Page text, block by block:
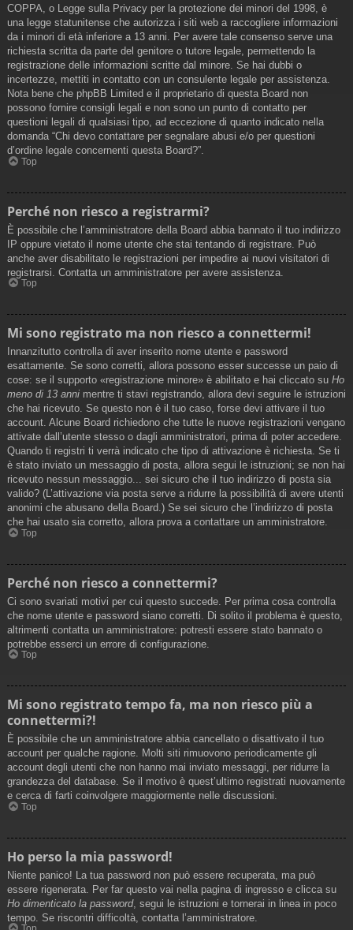
COPPA, o Legge sulla Privacy per la protezione dei minori del 1998, è
una legge statunitense che autorizza i siti web a raccogliere informazioni
da i minori di età inferiore a 13 anni. Per avere tale consenso serve una
richiesta scritta da parte del genitore o tutore legale, permettendo la
registrazione delle informazioni scritte dal minore. Se hai dubbi o
incertezze, mettiti in contatto con un consulente legale per assistenza.
Nota bene che phpBB Limited e il proprietario di questa Board non
possono fornire consigli legali e non sono un punto di contatto per
questioni legali di qualsiasi tipo, ad eccezione di quanto indicato nella
domanda “Chi devo contattare per segnalare abusi e/o per questioni
d’ordine legale concernenti questa Board?”.
Top
Perché non riesco a registrarmi?
È possibile che l’amministratore della Board abbia bannato il tuo indirizzo
IP oppure vietato il nome utente che stai tentando di registrare. Può
anche aver disabilitato le registrazioni per impedire ai nuovi visitatori di
registrarsi. Contatta un amministratore per avere assistenza.
Top
Mi sono registrato ma non riesco a connettermi!
Innanzitutto controlla di aver inserito nome utente e password
esattamente. Se sono corretti, allora possono esser successe un paio di
cose: se il supporto «registrazione minore» è abilitato e hai cliccato su Ho
meno di 13 anni mentre ti stavi registrando, allora devi seguire le istruzioni
che hai ricevuto. Se questo non è il tuo caso, forse devi attivare il tuo
account. Alcune Board richiedono che tutte le nuove registrazioni vengano
attivate dall’utente stesso o dagli amministratori, prima di poter accedere.
Quando ti registri ti verrà indicato che tipo di attivazione è richiesta. Se ti
è stato inviato un messaggio di posta, allora segui le istruzioni; se non hai
ricevuto nessun messaggio... sei sicuro che il tuo indirizzo di posta sia
valido? (L’attivazione via posta serve a ridurre la possibilità di avere utenti
anonimi che abusano della Board.) Se sei sicuro che l’indirizzo di posta
che hai usato sia corretto, allora prova a contattare un amministratore.
Top
Perché non riesco a connettermi?
Ci sono svariati motivi per cui questo succede. Per prima cosa controlla
che nome utente e password siano corretti. Di solito il problema è questo,
altrimenti contatta un amministratore: potresti essere stato bannato o
potrebbe esserci un errore di configurazione.
Top
Mi sono registrato tempo fa, ma non riesco più a
connettermi?!
È possibile che un amministratore abbia cancellato o disattivato il tuo
account per qualche ragione. Molti siti rimuovono periodicamente gli
account degli utenti che non hanno mai inviato messaggi, per ridurre la
grandezza del database. Se il motivo è quest’ultimo registrati nuovamente
e cerca di farti coinvolgere maggiormente nelle discussioni.
Top
Ho perso la mia password!
Niente panico! La tua password non può essere recuperata, ma può
essere rigenerata. Per far questo vai nella pagina di ingresso e clicca su
Ho dimenticato la password, segui le istruzioni e tornerai in linea in poco
tempo. Se riscontri difficoltà, contatta l’amministratore.